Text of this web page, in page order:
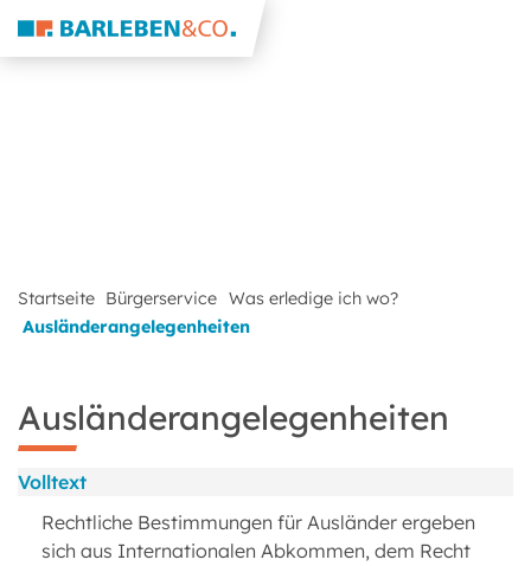
Startseite Bürgerservice Was erledige ich wo?
Ausländerangelegenheiten
Ausländerangelegenheiten
Volltext
Rechtliche Bestimmungen für Ausländer ergeben
sich aus Internationalen Abkommen, dem Recht